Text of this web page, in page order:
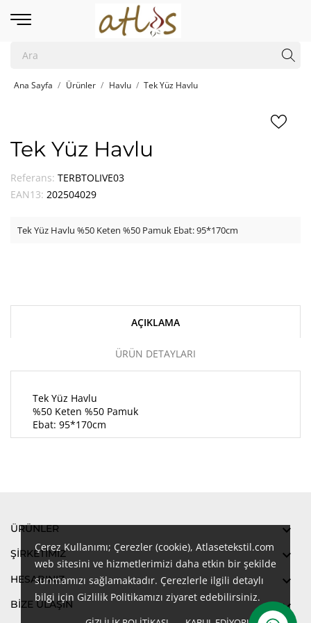
Çerez Kullanımı; Çerezler (cookie), Atlasetekstil.com
web sitesini ve hizmetlerimizi daha etkin bir şekilde
sunmamızı sağlamaktadır. Çerezlerle ilgili detaylı
bilgi için Gizlilik Politikamızı ziyaret edebilirsiniz.
Ana Sayfa Ürünler Havlu Tek Yüz Havlu
Tek Yüz Havlu
Referans: TERBTOLIVE03
EAN13: 202504029
Tek Yüz Havlu %50 Keten %50 Pamuk Ebat: 95*170cm
AÇIKLAMA
ÜRÜN DETAYLARI
Tek Yüz Havlu
%50 Keten %50 Pamuk
Ebat: 95*170cm
ÜRÜNLER 
ŞIRKETIMIZ 
HESABINIZ 
BİZE ULAŞIN 